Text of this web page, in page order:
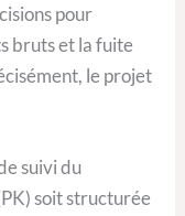
pour
bruts et la fuite
le projet
suivi du
soit structurée